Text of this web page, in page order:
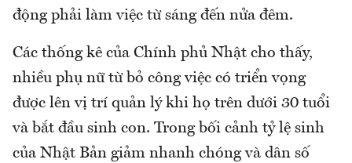
động phải làm việc từ sáng đến nửa đêm.
Các thống kê của Chính phủ Nhật cho thấy,
nhiều phụ nữ từ bỏ công việc có triển vọng
được lên vị trí quản lý khi họ trên dưới 30 tuổi
và bắt đầu sinh con. Trong bối cảnh tỷ lệ sinh
của Nhật Bản giảm nhanh chóng và dân số